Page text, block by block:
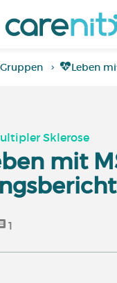
Leben
Sklerose
mit
1